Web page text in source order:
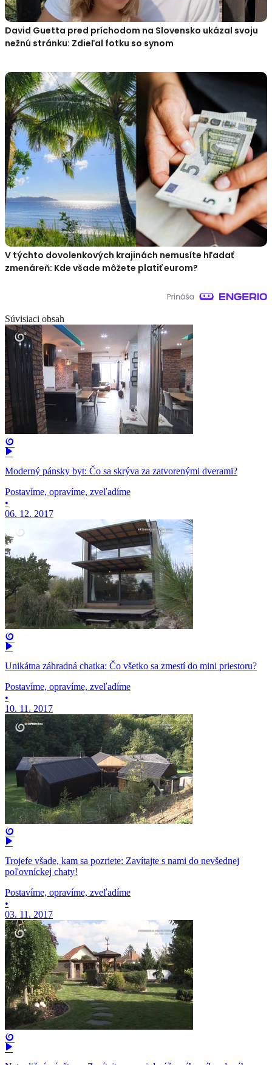
David Guetta pred príchodom na Slovensko ukázal svoju
nežnú stránku: Zdieľal fotku so synom
V týchto dovolenkových krajinách nemusíte hľadať
zmenáreň: Kde všade môžete platiť eurom?
Súvisiaci obsah
Moderný pánsky byt: Čo sa skrýva za zatvorenými dverami?
Postavíme, opravíme, zveľadíme
•
06. 12. 2017
Unikátna záhradná chatka: Čo všetko sa zmestí do mini priestoru?
Postavíme, opravíme, zveľadíme
•
10. 11. 2017
Trojefe všade, kam sa pozriete: Zavítajte s nami do nevšednej
poľovníckej chaty!
Postavíme, opravíme, zveľadíme
•
03. 11. 2017